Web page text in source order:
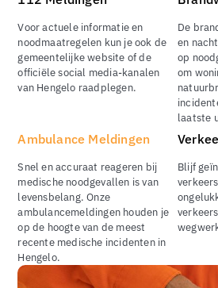
Voor actuele informatie en
noodmaatregelen kun je ook de
gemeentelijke website of de
officiële social media-kanalen
van Hengelo raadplegen.
De
en
op
om
laatste
Ambulance Meldingen
Snel en accuraat reageren bij
medische noodgevallen is van
levensbelang. Onze
ambulancemeldingen houden je
op de hoogte van de meest
recente medische incidenten in
Hengelo.
Blijf